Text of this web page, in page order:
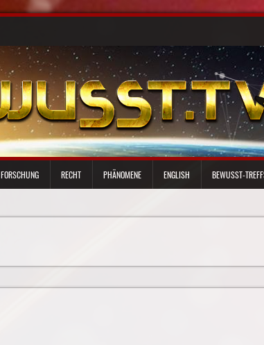
FORSCHUNG RECHT PHÄNOMENE ENGLISH BEWUSST-TREFFS